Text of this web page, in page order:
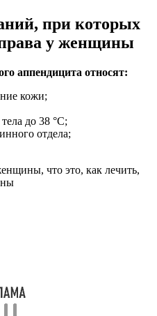
при которых
у женщины
аппендицита относят:
кожи;
до 38 °C;
отдела;